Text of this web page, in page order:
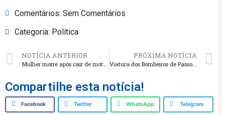
Comentários: Sem Comentários
Categoria: Política
NOTÍCIA ANTERIOR PRÓXIMA NOTÍCIA
Viatura dos Bombeiros de Passo Fundo se envolve em grave acidente com dois mortos na BR 285
Compartilhe esta notícia!
Facebook Twitter WhatsApp Telegram